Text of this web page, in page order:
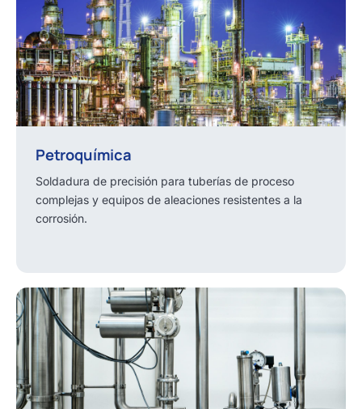
Petroquímica
Soldadura de precisión para tuberías de proceso
complejas y equipos de aleaciones resistentes a la
corrosión.